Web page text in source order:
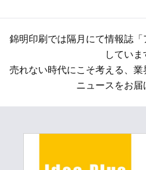
錦明印刷では隔月にて情報誌
していま
売れない時代にこそ考える、
ニュースをお届